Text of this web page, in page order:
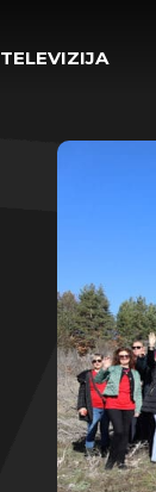
TELEVIZIJA